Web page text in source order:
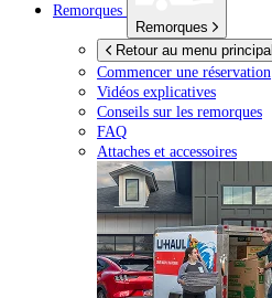
Remorques
Remorques
Retour au menu principal
Commencer une réservation
Vidéos explicatives
Conseils sur les remorques
FAQ
Attaches et accessoires